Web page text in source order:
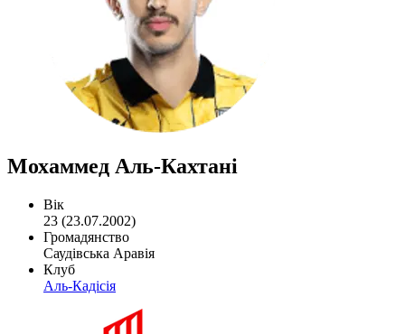
Мохаммед Аль-Кахтані
Вік
23 (23.07.2002)
Громадянство
Саудівська Аравія
Клуб
Аль-Кадісія